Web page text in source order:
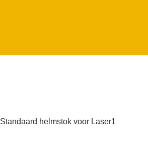
Standaard helmstok voor Laser1